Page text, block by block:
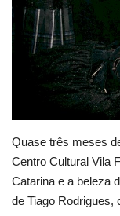
Quase três meses
Centro Cultural Vila
Catarina e a beleza
de Tiago Rodrigues,